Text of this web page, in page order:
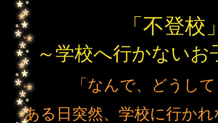
「不登
～学校へ行かない
「なんで、どうし
ある日突然、学校に行か